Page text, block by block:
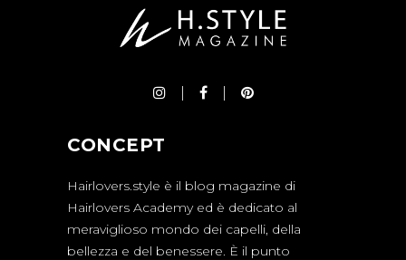
CONCEPT
Hairlovers.style è il blog magazine di
Hairlovers Academy ed è dedicato al
meraviglioso mondo dei capelli, della
bellezza e del benessere. È il punto